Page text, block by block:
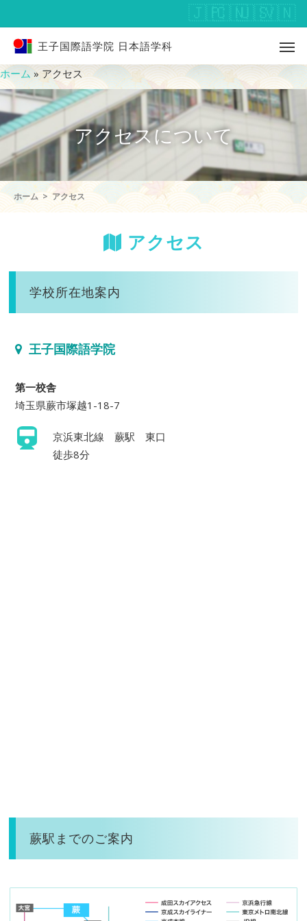
王子国際語学院 日本語学科
ホーム»アクセス
アクセスについて
ホーム アクセス
アクセス
学校所在地案内
王子国際語学院
第一校舎
埼玉県蕨市塚越1-18-7
京浜東北線 蕨駅 東口
徒歩8分
蕨駅までのご案内